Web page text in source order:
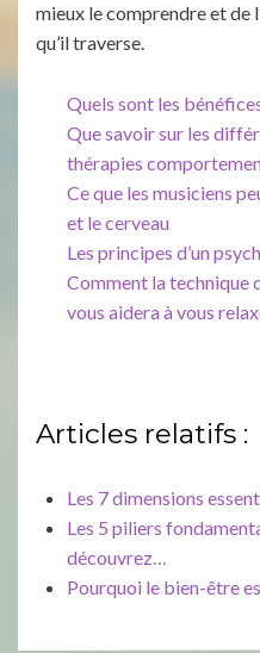
mieux le comprendre et de
qu’il traverse.
Quels sont les
Que savoir sur les
thérapies
Ce que les musiciens
et le cerveau
Les principes d’un
Comment la technique
vous aidera à vous
Articles relatifs :
Les 7 dimensions
Les 5 piliers
découvrez…
Pourquoi le bien-être